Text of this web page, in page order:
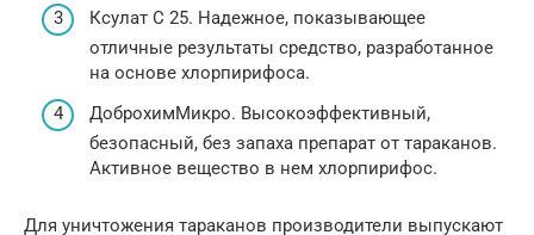
Ксулат С 25. Надежное, показывающее
отличные результаты средство, разработанное
на основе хлорпирифоса.
ДоброхимМикро. Высокоэффективный,
безопасный, без запаха препарат от тараканов.
Активное вещество в нем хлорпирифос.
Для уничтожения тараканов производители выпускают